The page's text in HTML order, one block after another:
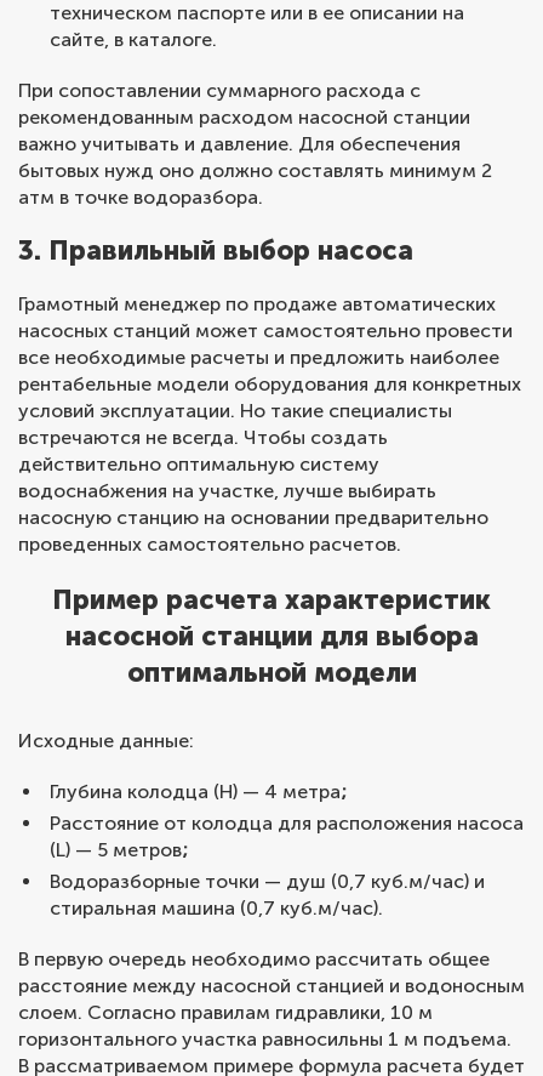
техническом паспорте или в ее описании на
сайте, в каталоге.
При сопоставлении суммарного расхода с
рекомендованным расходом насосной станции
важно учитывать и давление. Для обеспечения
бытовых нужд оно должно составлять минимум 2
атм в точке водоразбора.
3. Правильный выбор насоса
Грамотный менеджер по продаже автоматических
насосных станций может самостоятельно провести
все необходимые расчеты и предложить наиболее
рентабельные модели оборудования для конкретных
условий эксплуатации. Но такие специалисты
встречаются не всегда. Чтобы создать
действительно оптимальную систему
водоснабжения на участке, лучше выбирать
насосную станцию на основании предварительно
проведенных самостоятельно расчетов.
Пример расчета характеристик
насосной станции для выбора
оптимальной модели
Исходные данные:
Глубина колодца (H) — 4 метра;
Расстояние от колодца для расположения насоса
(L) — 5 метров;
Водоразборные точки — душ (0,7 куб.м/час) и
стиральная машина (0,7 куб.м/час).
В первую очередь необходимо рассчитать общее
расстояние между насосной станцией и водоносным
слоем. Согласно правилам гидравлики, 10 м
горизонтального участка равносильны 1 м подъема.
В рассматриваемом примере формула расчета будет